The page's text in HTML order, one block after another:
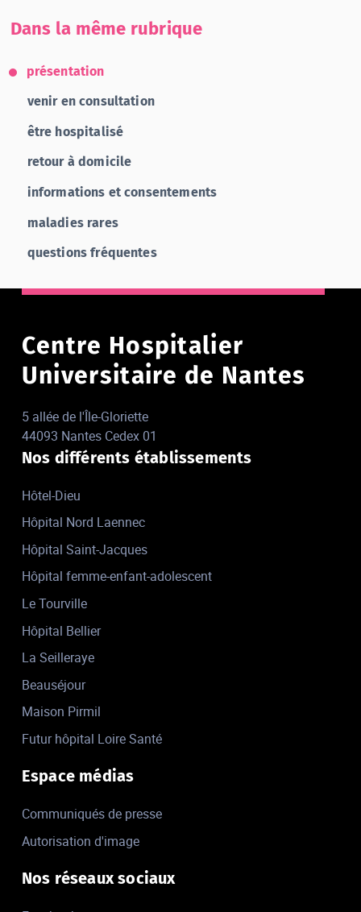
Dans la même rubrique
présentation
venir en consultation
être hospitalisé
retour à domicile
informations et consentements
maladies rares
questions fréquentes
Centre Hospitalier
Universitaire de Nantes
5 allée de l'Île-Gloriette
44093 Nantes Cedex 01
Nos différents établissements
Hôtel-Dieu
Hôpital Nord Laennec
Hôpital Saint-Jacques
Hôpital femme-enfant-adolescent
Le Tourville
Hôpital Bellier
La Seilleraye
Beauséjour
Maison Pirmil
Futur hôpital Loire Santé
Espace médias
Communiqués de presse
Autorisation d'image
Nos réseaux sociaux